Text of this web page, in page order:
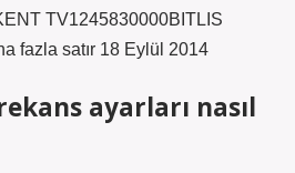
TV1245830000BITLIS
fazla satır 18 Eylül 2014
ayarları nasıl